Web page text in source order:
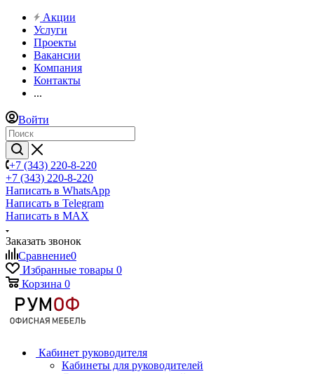
Акции
Услуги
Проекты
Вакансии
Компания
Контакты
...
Войти
+7 (343) 220-8-220
+7 (343) 220-8-220
Написать в WhatsApp
Написать в Telegram
Написать в MAX
Заказать звонок
Сравнение0
Избранные товары 0
Корзина 0
Кабинет руководителя
Кабинеты для руководителей